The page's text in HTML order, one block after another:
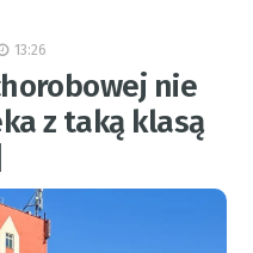
13:26
nie
z taką klasą